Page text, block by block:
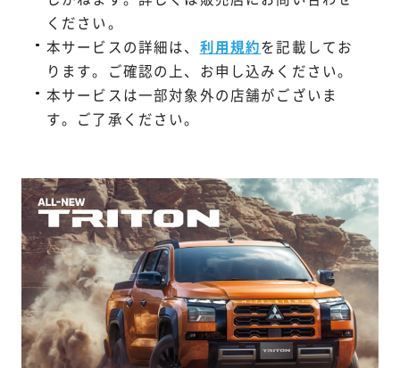
ください。
本サービスの詳細は、 利用規約を記載してお
ります。ご確認の上、お申し込みください。
本サービスは一部対象外の店舗がございま
す。ご了承ください。